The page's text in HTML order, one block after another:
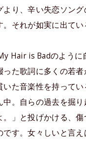
より、辛い失恋ソン
。それが如実に出てい
Hair is Badのように
った歌詞に多くの若者
いた音楽性を持って
中。自らの過去を掘
。」と投げかける、
です。女々しいと言